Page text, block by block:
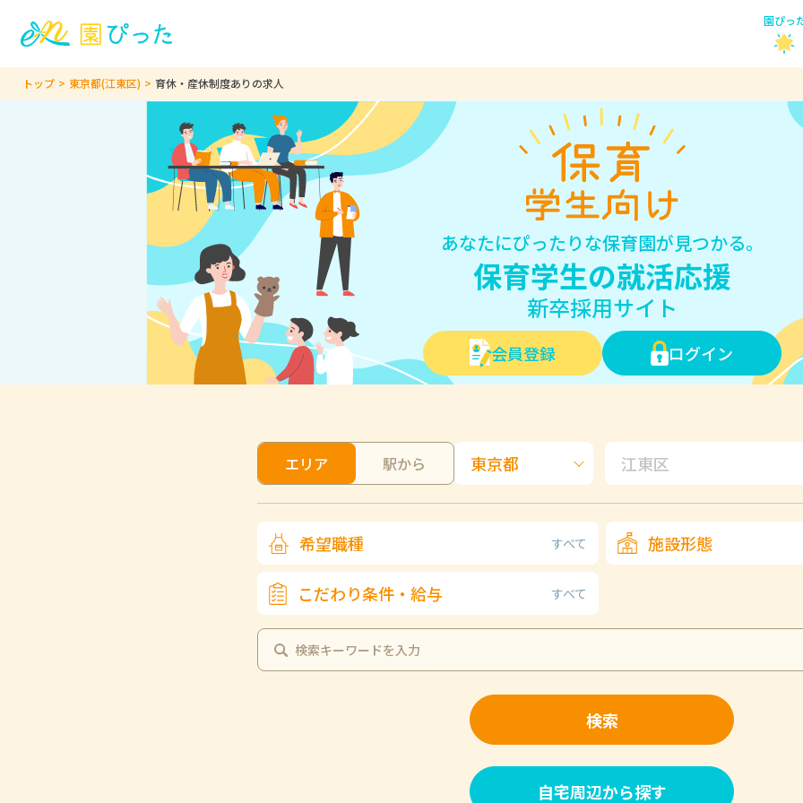
園ぴっ
トップ 東京都(江東区) 育休・産休制度ありの求人
あなたにぴったりな保育園が見つかる。
保育学生の就活応援
新卒採用サイト
会員登録 ログイン
エリア 駅から
希望職種 すべて 施設形態
こだわり条件・給与 すべて
検索
自宅周辺から探す